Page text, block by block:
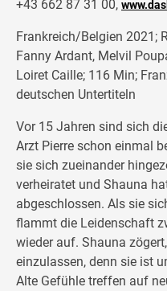
+43 662 87 31 00,
Frankreich/Belgien 2021;
Fanny Ardant, Melvil
Loiret Caille; 116 Min;
deutschen Untertiteln
Vor 15 Jahren sind sich
Arzt Pierre schon einmal
sie sich zueinander
verheiratet und Shauna
abgeschlossen. Als sie
flammt die Leidenschaft
wieder auf. Shauna
einzulassen, denn sie ist
Alte Gefühle treffen auf